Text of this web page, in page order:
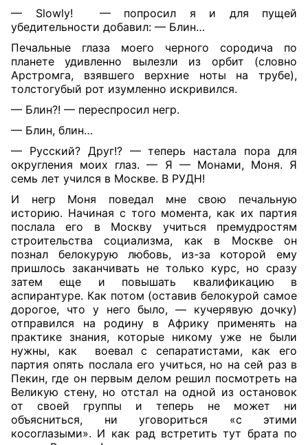
— Slowly!
— попросил я и для пущей
убедительности добавил: — Блин…
Печальные глаза моего черного сородича по
планете удивленно вылезли из орбит (словно
Арстромга, взявшего верхние ноты на трубе),
толстогубый рот изумленно искривился.
— Блин?! — переспросил негр.
— Блин, блин…
— Русский? Друг!? — теперь настала пора для
округления моих глаз. — Я — Монами, Моня. Я
семь лет учился в Москве. В РУДН!
И негр Моня поведал мне свою печальную
историю. Начиная с того момента, как их партия
послала его в Москву учиться премудростям
строительства социализма, как в Москве он
познал белокурую любовь, из-за которой ему
пришлось заканчивать не только курс, но сразу
затем еще и повышать квалификацию в
аспирантуре. Как потом (оставив белокурой самое
дорогое, что у него было, — кучерявую дочку)
отправился на родину в Африку применять на
практике знания, которые никому уже не были
нужны, как
воевал с сепаратистами, как его
партия опять послала его учиться, но на сей раз в
Пекин, где он первым делом решил посмотреть на
Великую стену, но отстал на одной из остановок
от своей группы и теперь не может ни
объясниться, ни уговориться «с этими
косоглазыми». И как рад встретить тут брата по